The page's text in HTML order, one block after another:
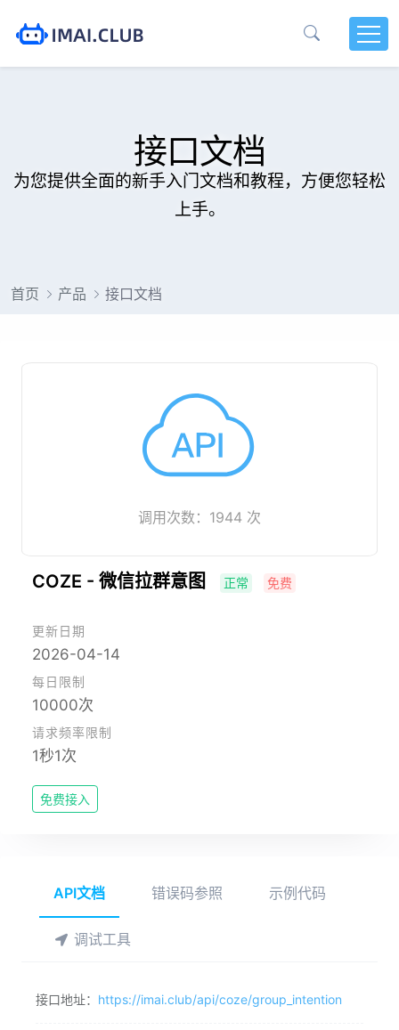
接口文档
为您提供全面的新手入门文档和教程，方便您轻松
上手。
首页 产品 接口文档
调用次数：1944 次
COZE - 微信拉群意图 正常 免费
更新日期
2026-04-14
每日限制
10000次
请求频率限制
1秒1次
免费接入
API文档 错误码参照 示例代码
调试工具
接口地址： https://imai.club/api/coze/group_intention